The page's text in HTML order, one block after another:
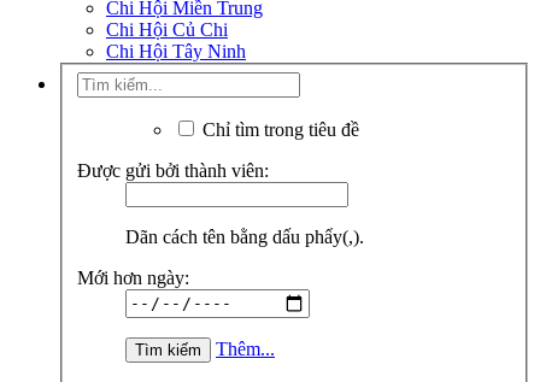
Chi Hội Miền Trung
Chi Hội Củ Chi
Chi Hội Tây Ninh
Chỉ tìm trong tiêu đề
Được gửi bởi thành viên:
Dãn cách tên bằng dấu phẩy(,).
Mới hơn ngày:
Thêm...